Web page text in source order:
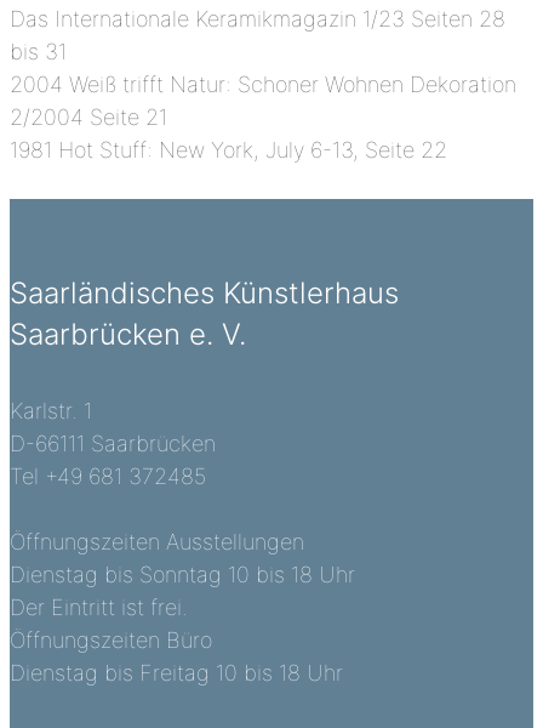
Das Internationale Keramikmagazin 1/23 Seiten 28
bis 31
2004 Weiß trifft Natur: Schoner Wohnen Dekoration
2/2004 Seite 21
1981 Hot Stuff: New York, July 6-13, Seite 22
Saarländisches Künstlerhaus
Saarbrücken e. V.
Karlstr. 1
D-66111 Saarbrücken
Tel +49 681 372485
Öffnungszeiten Ausstellungen
Dienstag bis Sonntag 10 bis 18 Uhr
Der Eintritt ist frei.
Öffnungszeiten Büro
Dienstag bis Freitag 10 bis 18 Uhr